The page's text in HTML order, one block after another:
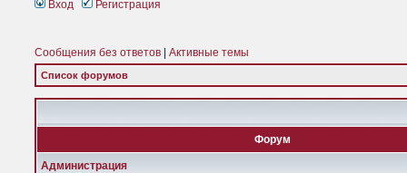
Вход Регистрация
Сообщения без ответов Активные темы
Список форумов
Форум
Администрация